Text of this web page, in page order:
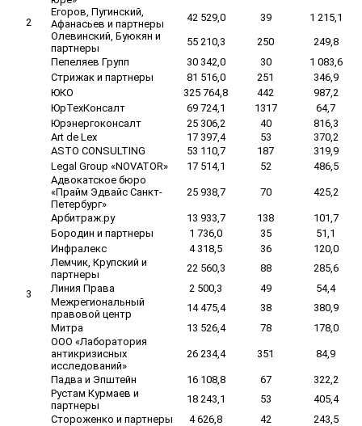
2
Егоров, Пугинский,
Афанасьев и партнеры
42 529,0 39
1 215,1
Олевинский, Буюкян и
партнеры
55 210,3 250
249,8
Пепеляев Групп
30 342,0 30
1 083,6
Стрижак и партнеры
81 516,0 251
346,9
ЮКО
325 764,8 442
987,2
ЮрТехКонсалт
69 724,1 1317
64,7
Юрэнергоконсалт
25 306,2 40 816,3
3
Art de Lex 17 397,4 53
370,2
ASTO CONSULTING
53 110,7 187
319,9
Legal Group «NOVATOR»
17 514,1 52
486,5
Адвокатское бюро
«Прайм Эдвайс Санкт-
Петербург»
25 938,7 70 425,2
Арбитраж.ру 13 933,7 138
101,7
Бородин и партнеры
1 736,0 35
51,1
Инфралекс
4 318,5 36
120,0
Лемчик, Крупский и
партнеры
22 560,3 88
285,6
Линия Права
2 500,3 49
54,4
Межрегиональный
правовой центр
14 475,4 38
380,9
Митра
13 526,4 78
178,0
ООО «Лаборатория
антикризисных
исследований»
26 234,4 351 84,9
Падва и Эпштейн 16 108,8 67
322,2
Рустам Курмаев и
партнеры
18 243,1 53
405,4
Стороженко и партнеры
4 626,8 42
243,5